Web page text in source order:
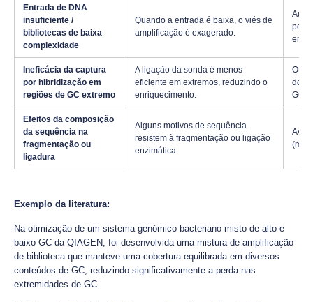
Entrada de DNA
insuficiente /
bibliotecas de baixa
complexidade
Quando a entrada é baixa, o viés de
amplificação é exagerado.
Ineficácia da captura
por hibridização em
regiões de GC extremo
A ligação da sonda é menos
eficiente em extremos, reduzindo o
enriquecimento.
do
GC.
Efeitos da composição
da sequência na
fragmentação ou
ligadura
Alguns motivos de sequência
resistem à fragmentação ou ligação
enzimática.
Exemplo da literatura:
Na otimização de um sistema genómico bacteriano misto de alto e
baixo GC da QIAGEN, foi desenvolvida uma mistura de amplificação
de biblioteca que manteve uma cobertura equilibrada em diversos
conteúdos de GC, reduzindo significativamente a perda nas
extremidades de GC.